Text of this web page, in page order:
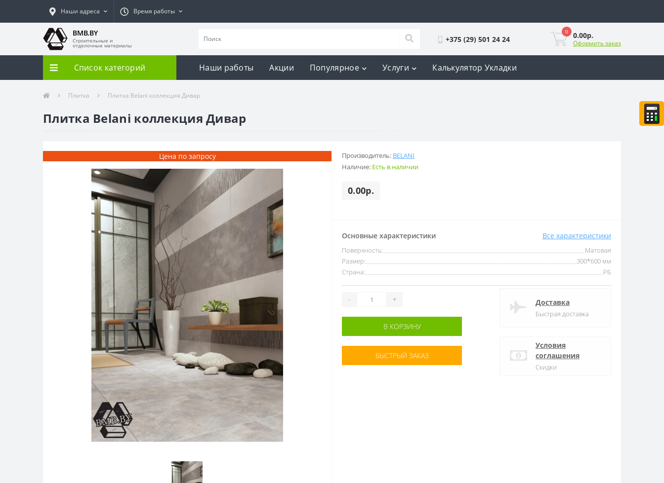
Наши адреса Время работы
BMB.BY
Строительные и
отделочные материалы
+375 (29) 501 24 24
0 0.00р.
Оформить заказ
Список категорий Наши работы Акции Популярное Услуги Калькулятор Укладки
Плитка Плитка Belani коллекция Дивар
Плитка Belani коллекция Дивар
Цена по запросу Производитель: BELANI
Наличие: Есть в наличии
0.00р.
Основные характеристики Все характеристики
Поверхность:
Матовая
Размер:
300*600 мм
Страна:
РБ
- +
В КОРЗИНУ
БЫСТРЫЙ ЗАКАЗ
Доставка
Быстрая доставка
Условия
соглашения
Скидки